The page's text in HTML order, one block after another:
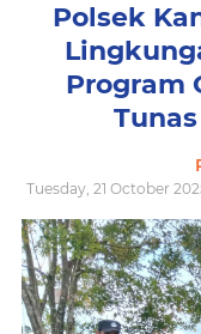
Polsek
Program
Tuesday, 21 October